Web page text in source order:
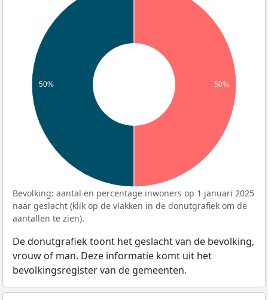
50% 50%
Bevolking: aantal en percentage inwoners op 1 januari 2025
naar geslacht (klik op de vlakken in de donutgrafiek om de
aantallen te zien).
De donutgrafiek toont het geslacht van de bevolking,
vrouw of man. Deze informatie komt uit het
bevolkingsregister van de gemeenten.